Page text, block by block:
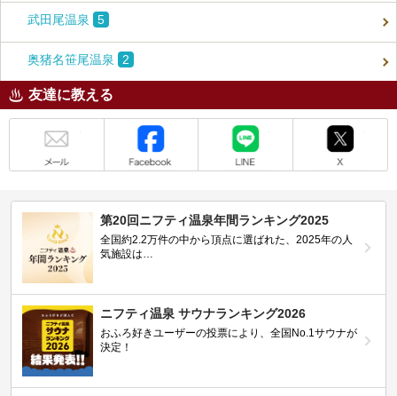
武田尾温泉 5
奥猪名笹尾温泉 2
友達に教える
第20回ニフティ温泉年間ランキング2025
全国約2.2万件の中から頂点に選ばれた、2025年の人
気施設は…
ニフティ温泉 サウナランキング2026
おふろ好きユーザーの投票により、全国No.1サウナが
決定！